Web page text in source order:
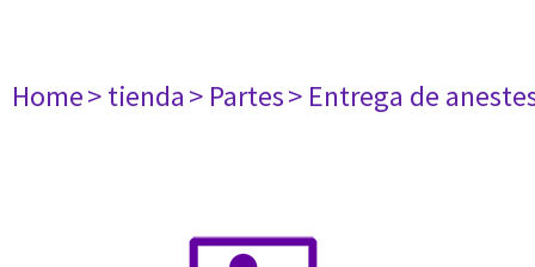
Home> tienda> Partes> Entrega de